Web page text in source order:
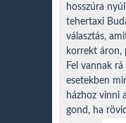
hosszúra
tehertaxi
választás,
korrekt áron,
Fel vannak
esetekben
házhoz vinni
gond, ha